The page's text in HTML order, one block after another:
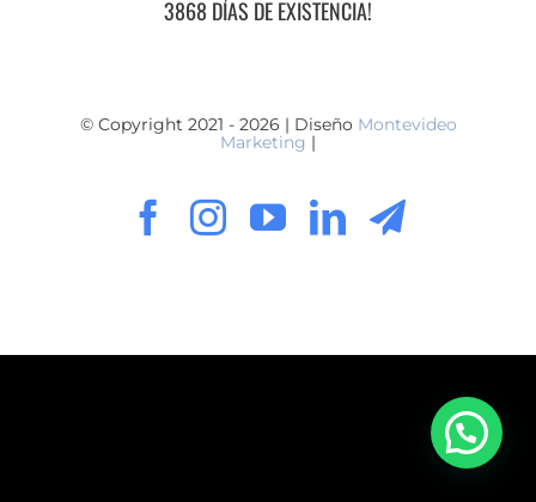
3868 DÍAS DE EXISTENCIA!
© Copyright 2021 - 2026 | Diseño Montevideo
Marketing |